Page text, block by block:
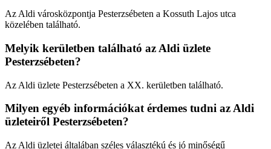
Az Aldi városközpontja Pesterzsébeten a Kossuth Lajos utca
közelében található.
Melyik kerületben található az Aldi üzlete
Pesterzsébeten?
Az Aldi üzlete Pesterzsébeten a XX. kerületben található.
Milyen egyéb információkat érdemes tudni az Aldi
üzleteiről Pesterzsébeten?
Az Aldi üzletei általában széles választékú és jó minőségű